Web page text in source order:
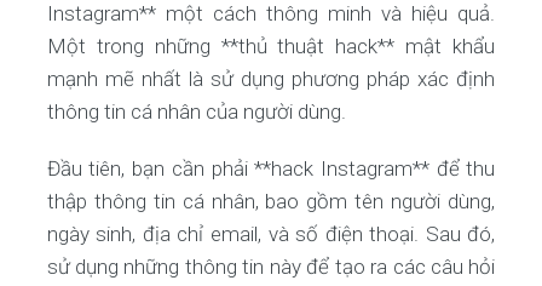
Instagram** một cách thông minh và hiệu quả.
Một trong những **thủ thuật hack** mật khẩu
mạnh mẽ nhất là sử dụng phương pháp xác định
thông tin cá nhân của người dùng.
Đầu tiên, bạn cần phải **hack Instagram** để thu
thập thông tin cá nhân, bao gồm tên người dùng,
ngày sinh, địa chỉ email, và số điện thoại. Sau đó,
sử dụng những thông tin này để tạo ra các câu hỏi